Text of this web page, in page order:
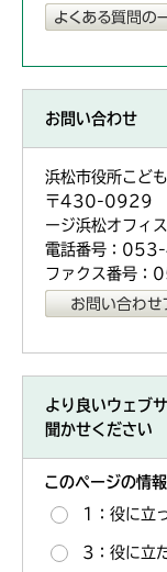
お問い合わせ
浜松市役所こど
〒430-0929
ージ浜松オフィ
電話番号：
ファクス番号
より良いウェブ
聞かせください
このページの情
1：役に立
3：役に立